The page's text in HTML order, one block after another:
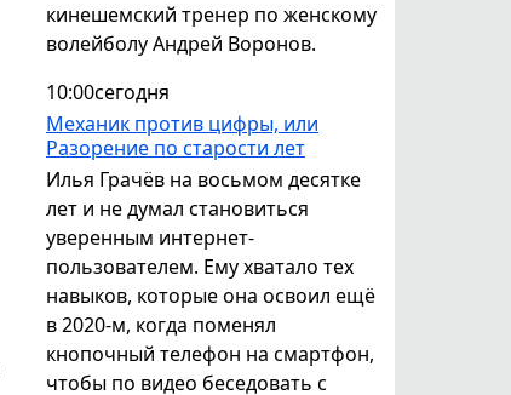
кинешемский тренер по женскому
волейболу Андрей Воронов.
10:00сегодня
Механик против цифры, или
Разорение по старости лет
Илья Грачёв на восьмом десятке
лет и не думал становиться
уверенным интернет-
пользователем. Ему хватало тех
навыков, которые она освоил ещё
в 2020-м, когда поменял
кнопочный телефон на смартфон,
чтобы по видео беседовать с